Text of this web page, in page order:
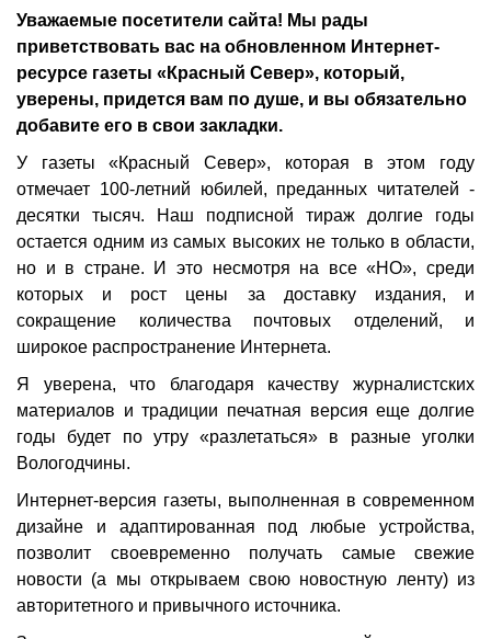
Уважаемые посетители сайта! Мы рады
приветствовать вас на обновленном Интернет-
ресурсе газеты «Красный Север», который,
уверены, придется вам по душе, и вы обязательно
добавите его в свои закладки.
У газеты «Красный Север», которая в этом году
отмечает 100-летний юбилей, преданных читателей -
десятки тысяч. Наш подписной тираж долгие годы
остается одним из самых высоких не только в области,
но и в стране. И это несмотря на все «НО», среди
которых и рост цены за доставку издания, и
сокращение количества почтовых отделений, и
широкое распространение Интернета.
Я уверена, что благодаря качеству журналистских
материалов и традиции печатная версия еще долгие
годы будет по утру «разлетаться» в разные уголки
Вологодчины.
Интернет-версия газеты, выполненная в современном
дизайне и адаптированная под любые устройства,
позволит своевременно получать самые свежие
новости (а мы открываем свою новостную ленту) из
авторитетного и привычного источника.